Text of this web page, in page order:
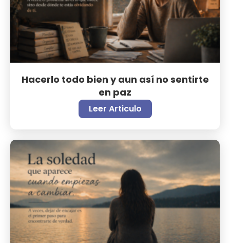
Hacerlo todo bien y aun así no sentirte
en paz
Leer Articulo